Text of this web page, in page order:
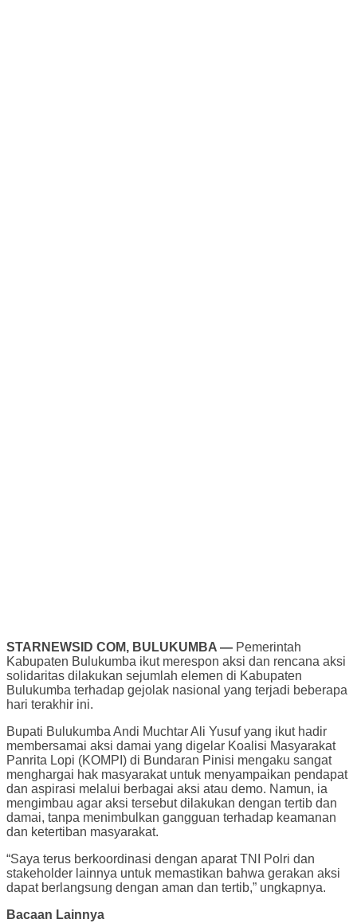
STARNEWSID COM, BULUKUMBA — Pemerintah
Kabupaten Bulukumba ikut merespon aksi dan rencana aksi
solidaritas dilakukan sejumlah elemen di Kabupaten
Bulukumba terhadap gejolak nasional yang terjadi beberapa
hari terakhir ini.
Bupati Bulukumba Andi Muchtar Ali Yusuf yang ikut hadir
membersamai aksi damai yang digelar Koalisi Masyarakat
Panrita Lopi (KOMPI) di Bundaran Pinisi mengaku sangat
menghargai hak masyarakat untuk menyampaikan pendapat
dan aspirasi melalui berbagai aksi atau demo. Namun, ia
mengimbau agar aksi tersebut dilakukan dengan tertib dan
damai, tanpa menimbulkan gangguan terhadap keamanan
dan ketertiban masyarakat.
“Saya terus berkoordinasi dengan aparat TNI Polri dan
stakeholder lainnya untuk memastikan bahwa gerakan aksi
dapat berlangsung dengan aman dan tertib,” ungkapnya.
Bacaan Lainnya